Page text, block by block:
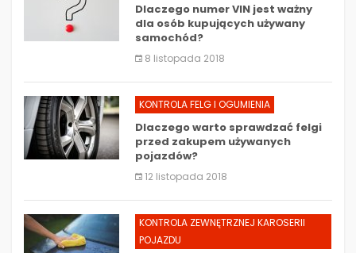
Dlaczego numer VIN jest ważny
dla osób kupujących używany
samochód?
8 listopada 2018
KONTROLA FELG I OGUMIENIA
Dlaczego warto sprawdzać felgi
przed zakupem używanych
pojazdów?
12 listopada 2018
KONTROLA ZEWNĘTRZNEJ KAROSERII
POJAZDU